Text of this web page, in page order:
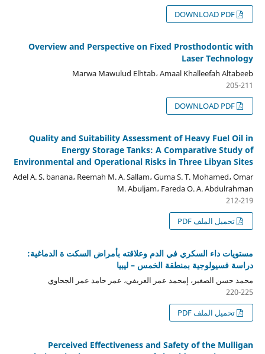
DOWNLOAD PDF
Overview and Perspective on Fixed Prosthodontic with
Laser Technology
Marwa Mawulud Elhtab، Amaal Khalleefah Altabeeb
205-211
DOWNLOAD PDF
Quality and Suitability Assessment of Heavy Fuel Oil in
Energy Storage Tanks: A Comparative Study of
Environmental and Operational Risks in Three Libyan Sites
Adel A. S. banana، Reemah M. A. Sallam، Guma S. T. Mohamed، Omar
M. Abuljam، Fareda O. A. Abdulrahman
212-219
تحميل الملف PDF
مستويات داء السكري في الدم وعلاقته بأمراض السكت ة الدماغية:
دراسة فسيولوجية بمنطقة الخمس – ليبيا
محمد حسن الصغير، إمحمد عمر العريفي، عمر حامد عمر الجحاوي
220-225
تحميل الملف PDF
Perceived Effectiveness and Safety of the Mulligan